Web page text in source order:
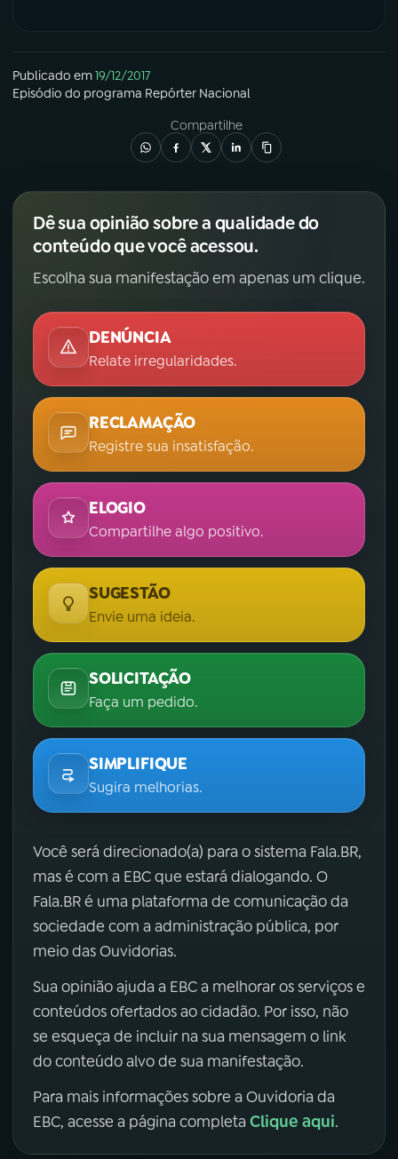
Publicado em19/12/2017
Episódio do programa Repórter Nacional
Compartilhe
Dê sua opinião sobre a qualidade do
conteúdo que você acessou.
Escolha sua manifestação em apenas um clique.
DENÚNCIA
Relate irregularidades.
RECLAMAÇÃO
Registre sua insatisfação.
ELOGIO
Compartilhe algo positivo.
SUGESTÃO
Envie uma ideia.
SOLICITAÇÃO
Faça um pedido.
SIMPLIFIQUE
Sugira melhorias.
Você será direcionado(a) para o sistema Fala.BR,
mas é com a EBC que estará dialogando. O
Fala.BR é uma plataforma de comunicação da
sociedade com a administração pública, por
meio das Ouvidorias.
Sua opinião ajuda a EBC a melhorar os serviços e
conteúdos ofertados ao cidadão. Por isso, não
se esqueça de incluir na sua mensagem o link
do conteúdo alvo de sua manifestação.
Para mais informações sobre a Ouvidoria da
EBC, acesse a página completa Clique aqui.